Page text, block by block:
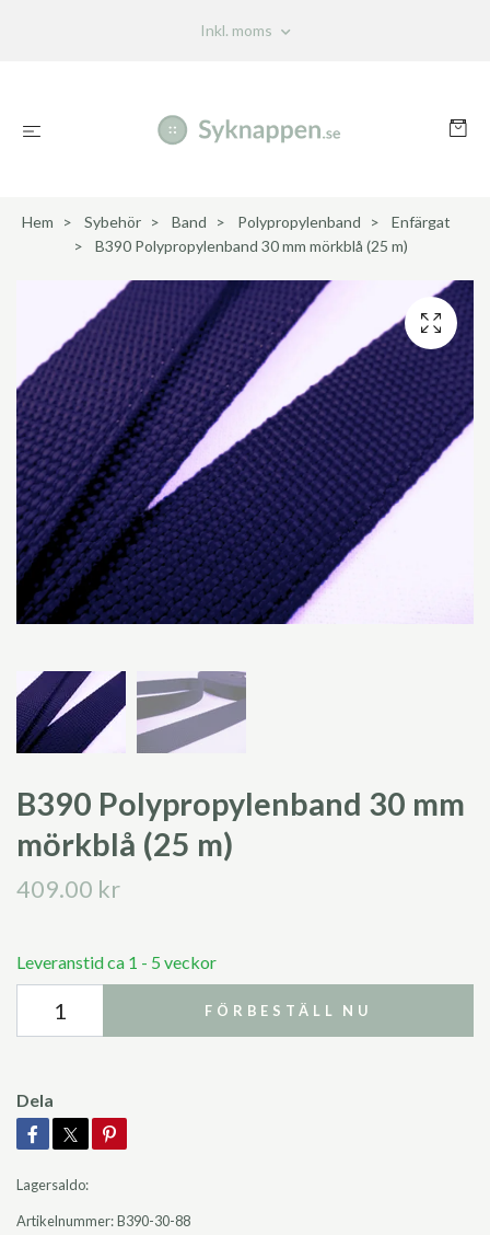
Inkl. moms
Hem Sybehör Band Polypropylenband
Enfärgat
B390 Polypropylenband 30 mm mörkblå (25 m)
B390 Polypropylenband 30 mm
mörkblå (25 m)
409.00 kr
Leveranstid ca 1 - 5 veckor
FÖRBESTÄLL NU
Dela
Lagersaldo:
Artikelnummer:B390-30-88